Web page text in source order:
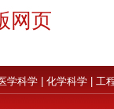
网页
学科学 化学科学 工